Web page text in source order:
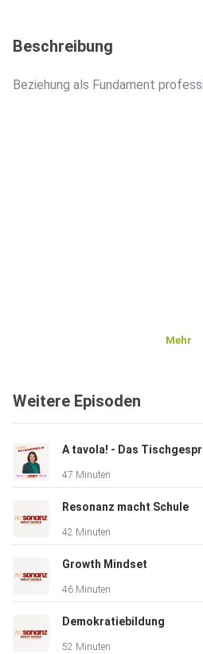
Beschreibung
Beziehung als Fundament
Mehr
Weitere Episoden
47 Minuten
Resonanz macht Schule
42 Minuten
Growth Mindset
46 Minuten
Demokratiebildung
52 Minuten